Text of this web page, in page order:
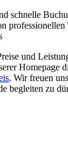
schnelle
professionellen
und
Homepage
. Wir freuen
begleiten zu